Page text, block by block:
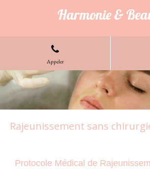
Harmonie &
Appeler
Rajeunissement sans
Protocole Médical de